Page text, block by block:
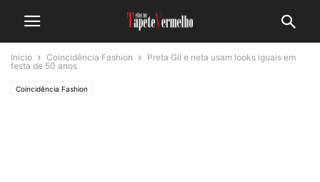
Início Coincidência Fashion
Preta Gil e neta usam looks iguais em
festa de 50 anos
Coincidência Fashion